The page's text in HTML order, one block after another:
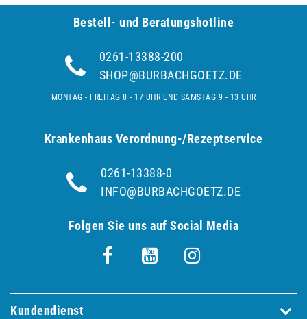
Bestell- und Be­ra­tungs­hot­line
0261-13388-200
SHOP@BURBACHGOETZ.DE
MONTAG - FREITAG 8 - 17 UHR UND SAMSTAG 9 - 13 UHR
Krankenhaus Verordnung-/Rezeptservice
0261-13388-0
INFO@BURBACHGOETZ.DE
Folgen Sie uns auf Social Media
Kundendienst